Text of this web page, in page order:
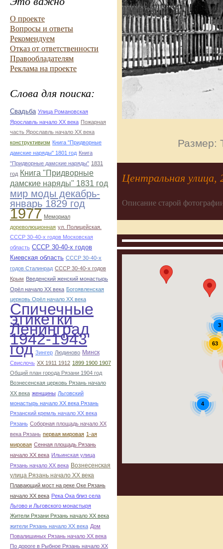
О проекте
Вопросы и ответы
Рекомендуем
Отказ от ответственности
Правообладателям
Реклама на проекте
Слова для поиска:
Свадьба Улица Романовская
Ярославль начало ХХ века Пожарная
часть Ярославль начало ХХ века
конструктивизм Книга "Придворные
дамские наряды" 1801 год Книга
"Придворные дамские наряды" 1831
год Книга "Придворные
дамские наряды" 1831 год
мир моды декабрь-
январь 1829 год
1977 Мемориал
дореволюционная ул. Полицейская.
СССР 30-40-х годов Московская
область СССР 30-40-х годов
Киевская область СССР 30-40-х
годов Сталинрад СССР 30-40-х годов
Крым Введенский женский монастырь
Орёл начало ХХ века Богоявленская
церковь Орёл начало ХХ века
Спичечные
этикетки
Ленинград
1942-1943
год Зингер Людиново Минск
Свислочь XX 1911 1912 1899 1900 1907
Общий план города Рязани 1904 год
Вознесенская церковь Рязань начало
ХХ века женщины Льговский
монастырь начало ХХ века Рязань
Рязанский кремль начало ХХ века
Рязань Соборная площадь начало ХХ
века Рязань первая мировая 1-ая
мировая Сенная площадь Рязань
начало ХХ века Ильинская улица
Рязань начало ХХ века Вознесенская
улица Рязань начало ХХ века
Плавающий мост на реке Оке Рязань
начало ХХ века Река Ока близ села
Льгово и Льговского монастыря
Жители Рязани Рязань начало ХХ века
жители Рязань начало ХХ века Дом
Повалишиных Рязань начало ХХ века
По дороге в Рыбное Рязань начало ХХ
Размер:
Центральная улица,
Описание старой
63
4
3